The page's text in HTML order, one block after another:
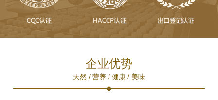
企业优势
天然 / 营养 / 健康 / 美味